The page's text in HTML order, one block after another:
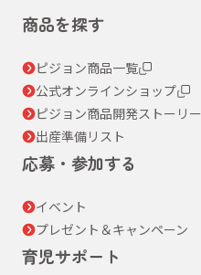
商品を探す
ピジョン商品一覧
公式オンラインショップ
ピジョン商品開発ストーリー
出産準備リスト
応募・参加する
イベント
プレゼント＆キャンペーン
育児サポート